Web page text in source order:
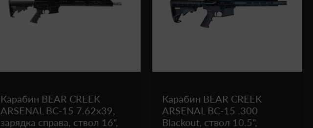
Карабин BEAR CREEK
ARSENAL BC-15 7.62x39,
зарядка справа, ствол 16",
Карабин BEAR CREEK
ARSENAL BC-15 .300
Blackout, ствол 10.5",